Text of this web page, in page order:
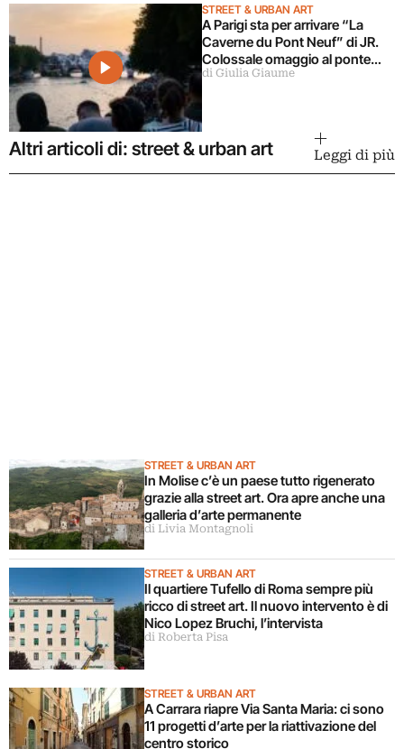
STREET & URBAN ART
A Parigi sta per arrivare “La
Caverne du Pont Neuf” di JR.
Colossale omaggio al ponte
impacchettato di Christo e
di Giulia Giaume
Altri articoli di: street & urban art Leggi di più
STREET & URBAN ART
In Molise c’è un paese tutto rigenerato
grazie alla street art. Ora apre anche una
galleria d’arte permanente
di Livia Montagnoli
STREET & URBAN ART
Il quartiere Tufello di Roma sempre più
ricco di street art. Il nuovo intervento è di
Nico Lopez Bruchi, l’intervista
di Roberta Pisa
STREET & URBAN ART
A Carrara riapre Via Santa Maria: ci sono
11 progetti d’arte per la riattivazione del
centro storico